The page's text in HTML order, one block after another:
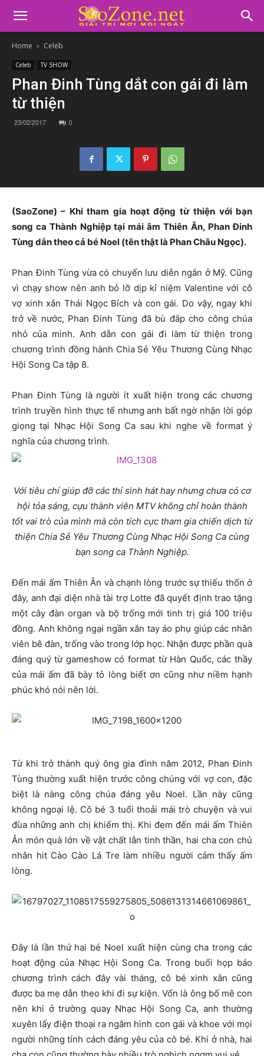
Home Celeb
Celeb TV SHOW
Phan Đinh Tùng dắt con gái đi làm
từ thiện
23/02/2017 0
(SaoZone) – Khi tham gia hoạt động từ thiện với bạn
song ca Thành Nghiệp tại mái âm Thiên Ân, Phan Đinh
Tùng dẫn theo cả bé Noel (tên thật là Phan Châu Ngọc).
Phan Đinh Tùng vừa có chuyến lưu diễn ngắn ở Mỹ. Cũng
vì chạy show nên anh bỏ lỡ dịp kỉ niệm Valentine với cô
vợ xinh xắn Thái Ngọc Bích và con gái. Do vậy, ngay khi
trở về nước, Phan Đinh Tùng đã bù đắp cho công chúa
nhỏ của mình. Anh dẫn con gái đi làm từ thiện trong
chương trình đồng hành Chia Sẻ Yêu Thương Cùng Nhạc
Hội Song Ca tập 8.
Phan Đinh Tùng là người ít xuất hiện trong các chương
trình truyền hình thực tế nhưng anh bất ngờ nhận lời góp
giọng tại Nhạc Hội Song Ca sau khi nghe về format ý
nghĩa của chương trình.
Với tiêu chí giúp đỡ các thí sinh hát hay nhưng chưa có cơ
hội tỏa sáng, cựu thành viên MTV không chỉ hoàn thành
tốt vai trò của mình mà còn tích cực tham gia chiến dịch từ
thiện Chia Sẻ Yêu Thương Cùng Nhạc Hội Song Ca cùng
bạn song ca Thành Nghiệp.
Đến mái ấm Thiên Ân và chạnh lòng trước sự thiếu thốn ở
đây, anh đại diện nhà tài trợ Lotte đã quyết định trao tặng
một cây đàn organ và bộ trống mới tinh trị giá 100 triệu
đồng. Anh không ngại ngần xắn tay áo phụ giúp các nhân
viên bê đàn, trống vào trong lớp học. Nhận được phần quà
đáng quý từ gameshow có format từ Hàn Quốc, các thầy
của mái ấm đã bày tỏ lòng biết ơn cũng như niềm hạnh
phúc khó nói nên lời.
Từ khi trở thành quý ông gia đình năm 2012, Phan Đinh
Tùng thường xuất hiện trước công chúng với vợ con, đặc
biệt là nàng công chúa đáng yêu Noel. Lần này cũng
không ngoại lệ. Cô bé 3 tuổi thoải mái trò chuyện và vui
đùa những anh chị khiếm thị. Khi đem đến mái ấm Thiên
Ân món quà lớn về vật chất lẫn tinh thần, hai cha con chủ
nhân hit Cào Cào Lá Tre làm nhiều người cảm thấy ấm
lòng.
Đây là lần thứ hai bé Noel xuất hiện cùng cha trong các
hoạt động của Nhạc Hội Song Ca. Trong buổi họp báo
chương trình cách đây vài tháng, cô bé xinh xắn cũng
được ba mẹ dẫn theo khi đi sự kiện. Vốn là ông bố mê con
nên khi ở trường quay Nhạc Hội Song Ca, anh thường
xuyên lấy điện thoại ra ngắm hình con gái và khoe với mọi
người những tính cách đáng yêu của cô bé. Khi ở nhà, hai